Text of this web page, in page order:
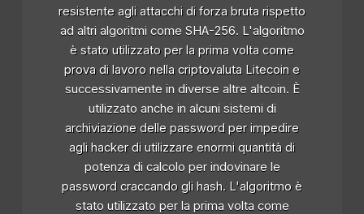
resistente agli attacchi di forza bruta rispetto
ad altri algoritmi come SHA-256. L'algoritmo
è stato utilizzato per la prima volta come
prova di lavoro nella criptovaluta Litecoin e
successivamente in diverse altre altcoin. È
utilizzato anche in alcuni sistemi di
archiviazione delle password per impedire
agli hacker di utilizzare enormi quantità di
potenza di calcolo per indovinare le
password craccando gli hash. L'algoritmo è
stato utilizzato per la prima volta come